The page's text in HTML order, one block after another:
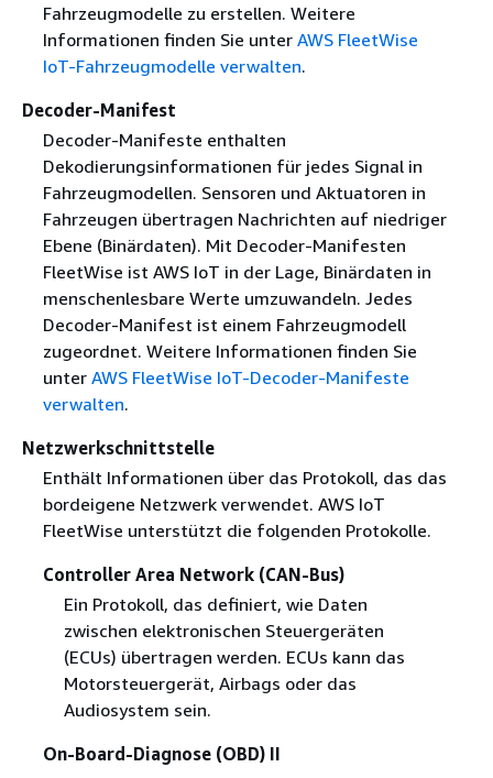
Fahrzeugmodelle zu erstellen. Weitere
Informationen finden Sie unter AWS FleetWise
IoT-Fahrzeugmodelle verwalten.
Decoder-Manifest
Decoder-Manifeste enthalten
Dekodierungsinformationen für jedes Signal in
Fahrzeugmodellen. Sensoren und Aktuatoren in
Fahrzeugen übertragen Nachrichten auf niedriger
Ebene (Binärdaten). Mit Decoder-Manifesten
FleetWise ist AWS IoT in der Lage, Binärdaten in
menschenlesbare Werte umzuwandeln. Jedes
Decoder-Manifest ist einem Fahrzeugmodell
zugeordnet. Weitere Informationen finden Sie
unter AWS FleetWise IoT-Decoder-Manifeste
verwalten.
Netzwerkschnittstelle
Enthält Informationen über das Protokoll, das das
bordeigene Netzwerk verwendet. AWS IoT
FleetWise unterstützt die folgenden Protokolle.
Controller Area Network (CAN-Bus)
Ein Protokoll, das definiert, wie Daten
zwischen elektronischen Steuergeräten
(ECUs) übertragen werden. ECUs kann das
Motorsteuergerät, Airbags oder das
Audiosystem sein.
On-Board-Diagnose (OBD) II